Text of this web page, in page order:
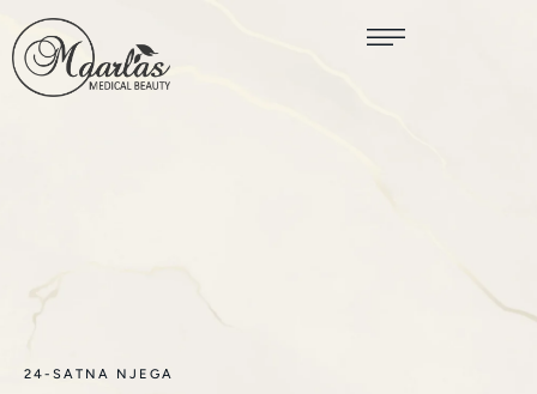
24-SATNA NJEGA